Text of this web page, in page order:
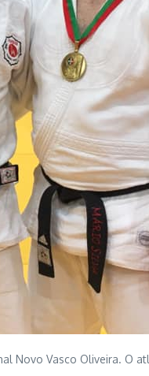
Novo Vasco Oliveira. O